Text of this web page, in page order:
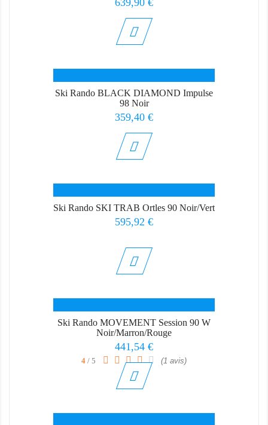
639,90 €
Ski Rando BLACK DIAMOND Impulse
98 Noir
Prix
359,40 €
Ski Rando SKI TRAB Ortles 90 Noir/Vert
Prix
595,92 €
Ski Rando MOVEMENT Session 90 W
Noir/Marron/Rouge
Prix
441,54 €
4 / 5 (1 avis)